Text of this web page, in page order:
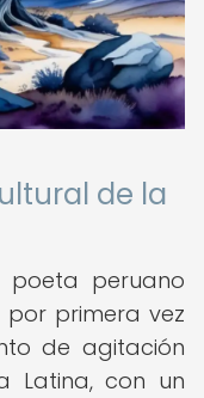
de la
poeta peruano
primera vez
de agitación
Latina, con un